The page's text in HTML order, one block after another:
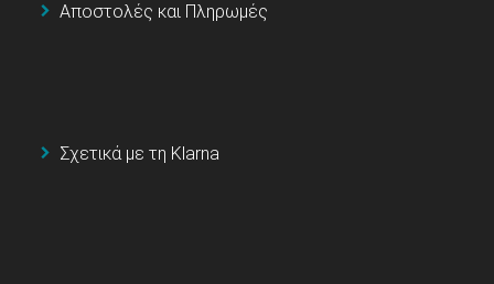
Αποστολές και Πληρωμές
Σχετικά με τη Klarna